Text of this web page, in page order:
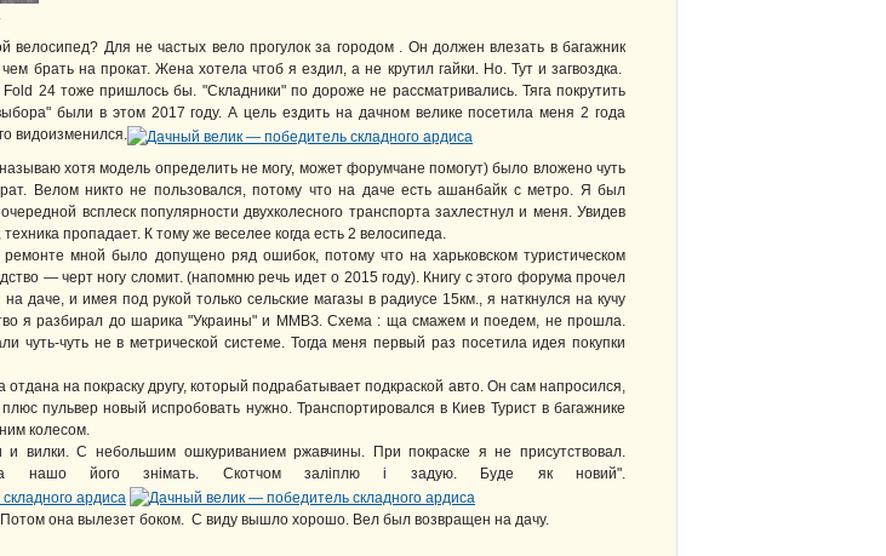
Для не частых вело прогулок за городом . Он должен влезать в багажник
брать на прокат. Жена хотела чтоб я ездил, а не крутил гайки. Но. Тут и загвоздка.
24 тоже пришлось бы. "Складники" по дороже не рассматривались. Тяга покрутить
были в этом 2017 году. А цель ездить на дачном велике посетила меня 2 года
видоизменился.
хотя модель определить не могу, может форумчане помогут) было вложено чуть
Велом никто не пользовался, потому что на даче есть ашанбайк с метро. Я был
всплеск популярности двухколесного транспорта захлестнул и меня. Увидев
пропадает. К тому же веселее когда есть 2 велосипеда.
мной было допущено ряд ошибок, потому что на харьковском туристическом
— черт ногу сломит. (напомню речь идет о 2015 году). Книгу с этого форума прочел
даче, и имея под рукой только сельские магазы в радиусе 15км., я наткнулся на кучу
я разбирал до шарика "Украины" и ММВЗ. Схема : ща смажем и поедем, не прошла.
чуть-чуть не в метрической системе. Тогда меня первый раз посетила идея покупки
на покраску другу, который подрабатывает подкраской авто. Он сам напросился,
пульвер новый испробовать нужно. Транспортировался в Киев Турист в багажнике
колесом.
и вилки. С небольшим ошкуриванием ржавчины. При покраске я не присутствовал.
нашо його знімать. Скотчом заліплю і задую. Буде як новий".
она вылезет боком. С виду вышло хорошо. Вел был возвращен на дачу.